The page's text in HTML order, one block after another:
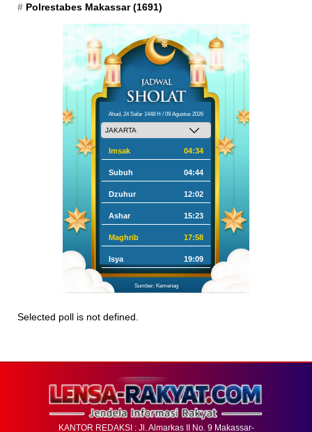
Polrestabes Makassar(1691)
Ahad, 24 Safar 1448 H / 09 Agustus 2026
Imsak 04:34
Subuh 04:44
Dzuhur 12:02
Ashar 15:23
Maghrib 17:58
Isya 19:09
Sumber: Kemenag
Selected poll is not defined.
KANTOR REDAKSI : Jl. Almarkas II No. 9 Makassar-